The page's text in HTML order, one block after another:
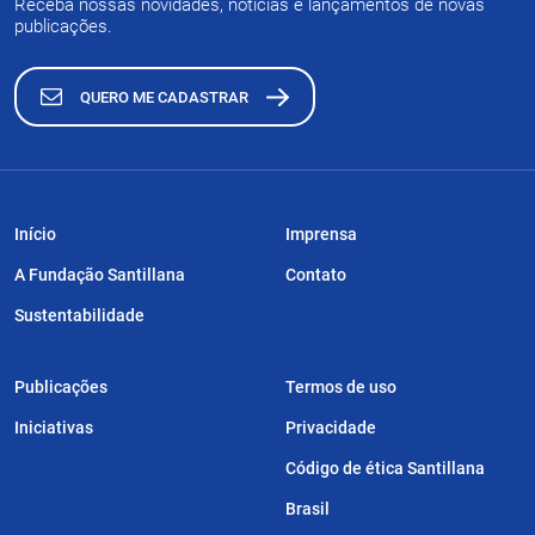
Receba nossas novidades, notícias e lançamentos de novas
publicações.
QUERO ME CADASTRAR
Início
A Fundação Santillana
Sustentabilidade
Publicações
Iniciativas
Imprensa
Contato
Termos de uso
Privacidade
Código de ética Santillana
Brasil